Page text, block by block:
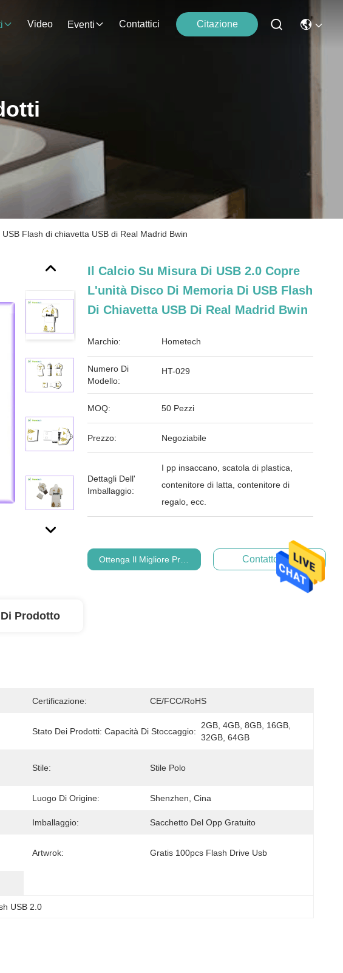
Video Eventi Contattici Citazione
Flash di chiavetta USB di Real Madrid Bwin
Il Calcio Su Misura Di USB 2.0 Copre
L'unità Disco Di Memoria Di USB Flash
Di Chiavetta USB Di Real Madrid Bwin
Marchio: Hometech
Numero Di
Modello:
HT-029
MOQ: 50 Pezzi
Prezzo: Negoziabile
Dettagli Dell'
Imballaggio:
I pp insaccano, scatola di plastica,
contenitore di latta, contenitore di
regalo, ecc.
Ottenga Il Migliore Prezzo Contatto Ora
Prodotto
Certificazione: CE/FCC/RoHS
Stato Dei Prodotti: Capacità Di Stoccaggio:
2GB, 4GB, 8GB, 16GB,
32GB, 64GB
Stile: Stile Polo
Luogo Di Origine: Shenzhen, Cina
Imballaggio: Sacchetto Del Opp Gratuito
Artwrok: Gratis 100pcs Flash Drive Usb
USB 2.0